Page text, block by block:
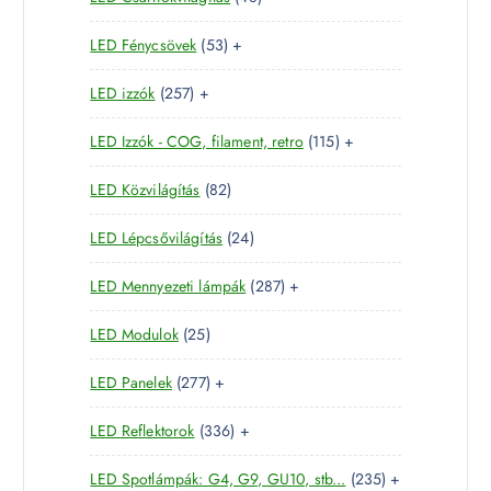
é
m
k
e
r
m
k
8
e
m
é
k
LED Fénycsövek 535
3
e
r
m
é
k
+
LED izzók 2572
5
7
t
e
r
m
é
k
+
LED Izzók - COG, filament, retro 1151
1
t
r
é
+
LED Közvilágítás 828
2
t
e
r
m
k
LED Lépcsővilágítás 242
4
t
e
m
k
LED Mennyezeti lámpák 2872
8
t
r
é
k
+
LED Modulok 252
5
t
e
r
m
é
LED Panelek 2772
7
7
t
e
+
LED Reflektorok 3363
3
6
+
LED Spotlámpák: G4, G9, GU10, stb... 2352 +